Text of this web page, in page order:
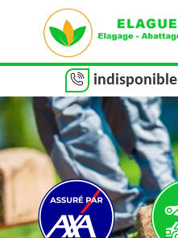
indisponible